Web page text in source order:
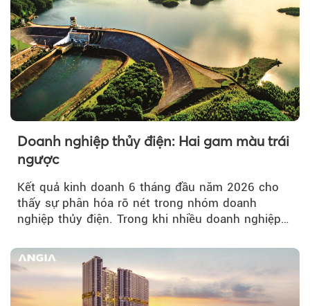
Doanh nghiệp thủy điện: Hai gam màu trái
ngược
Kết quả kinh doanh 6 tháng đầu năm 2026 cho
thấy sự phân hóa rõ nét trong nhóm doanh
nghiệp thủy điện. Trong khi nhiều doanh nghiệp